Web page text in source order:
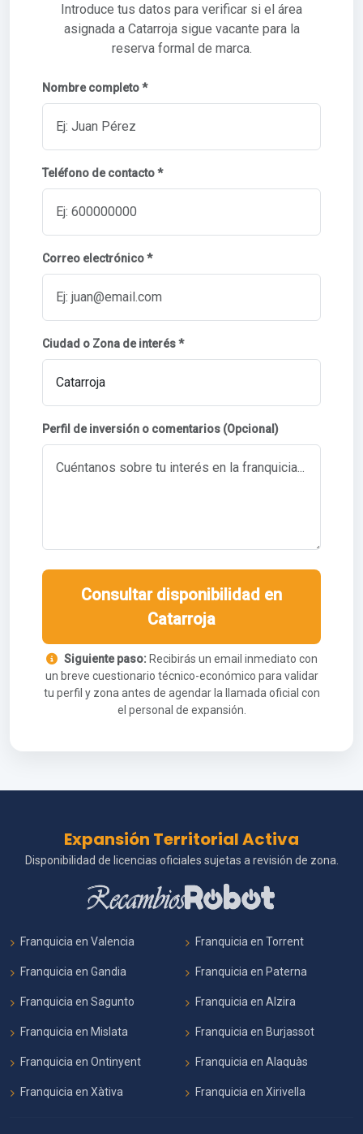
Introduce tus datos para verificar si el área
asignada a Catarroja sigue vacante para la
reserva formal de marca.
Nombre completo *
Teléfono de contacto *
Correo electrónico *
Ciudad o Zona de interés *
Perfil de inversión o comentarios (Opcional)
Consultar disponibilidad en
Catarroja
Siguiente paso:Recibirás un email inmediato con
un breve cuestionario técnico-económico para validar
tu perfil y zona antes de agendar la llamada oficial con
el personal de expansión.
Expansión Territorial Activa
Disponibilidad de licencias oficiales sujetas a revisión de zona.
Franquicia en Valencia Franquicia en Torrent
Franquicia en Gandia Franquicia en Paterna
Franquicia en Sagunto Franquicia en Alzira
Franquicia en Mislata Franquicia en Burjassot
Franquicia en Ontinyent Franquicia en Alaquàs
Franquicia en Xàtiva Franquicia en Xirivella